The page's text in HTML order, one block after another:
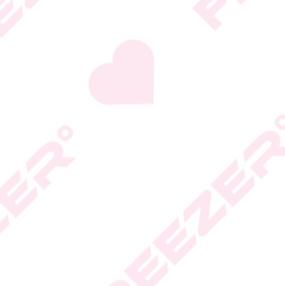
היצרן או גוף הכשרות;
המידע המעודכן מופיע על
* טעות סופר בתיאור המוצר
* ט.ל.ח.